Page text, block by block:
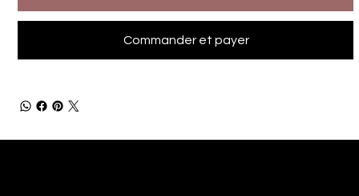
Commander et payer